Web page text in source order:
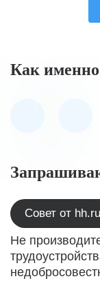
Как
Совет от hh.ru
Не